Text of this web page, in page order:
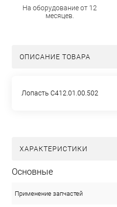
На оборудование от 12
месяцев.
ОПИСАНИЕ ТОВАРА
Лопасть С412.01.00.502
ХАРАКТЕРИСТИКИ
Основные
Применение запчастей